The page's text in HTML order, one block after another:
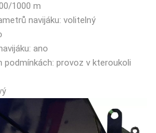
1000 m
navijáku: volitelný
ano
podmínkách: provoz v kteroukoli